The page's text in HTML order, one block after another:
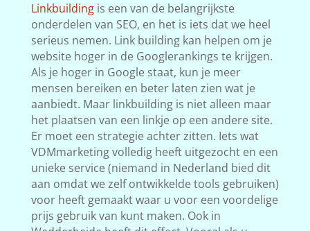
Linkbuildingis een van de belangrijkste
onderdelen van SEO, en het is iets dat we heel
serieus nemen. Link building kan helpen om je
website hoger in de Googlerankings te krijgen.
Als je hoger in Google staat, kun je meer
mensen bereiken en beter laten zien wat je
aanbiedt. Maar linkbuilding is niet alleen maar
het plaatsen van een linkje op een andere site.
Er moet een strategie achter zitten. Iets wat
VDMmarketing volledig heeft uitgezocht en een
unieke service (niemand in Nederland bied dit
aan omdat we zelf ontwikkelde tools gebruiken)
voor heeft gemaakt waar u voor een voordelige
prijs gebruik van kunt maken. Ook in